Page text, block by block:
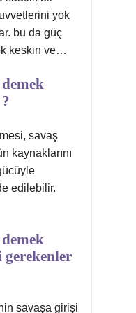
yok
bu da güç
keskin ve…
savaş
kaynaklarını
edilebilir.
savaşa girişi